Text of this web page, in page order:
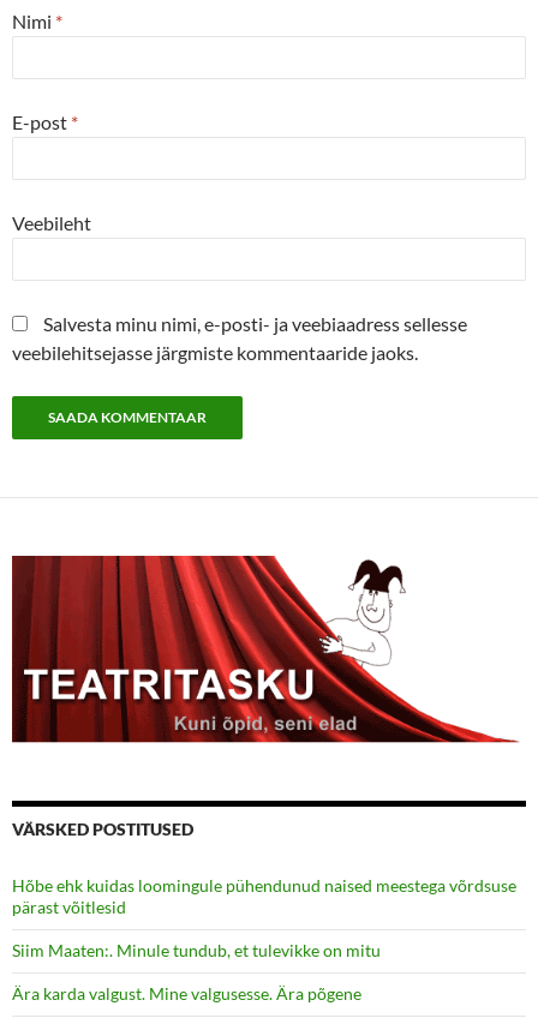
Nimi *
E-post *
Veebileht
Salvesta minu nimi, e-posti- ja veebiaadress sellesse
veebilehitsejasse järgmiste kommentaaride jaoks.
VÄRSKED POSTITUSED
Hõbe ehk kuidas loomingule pühendunud naised meestega võrdsuse
pärast võitlesid
Siim Maaten:. Minule tundub, et tulevikke on mitu
Ära karda valgust. Mine valgusesse. Ära põgene